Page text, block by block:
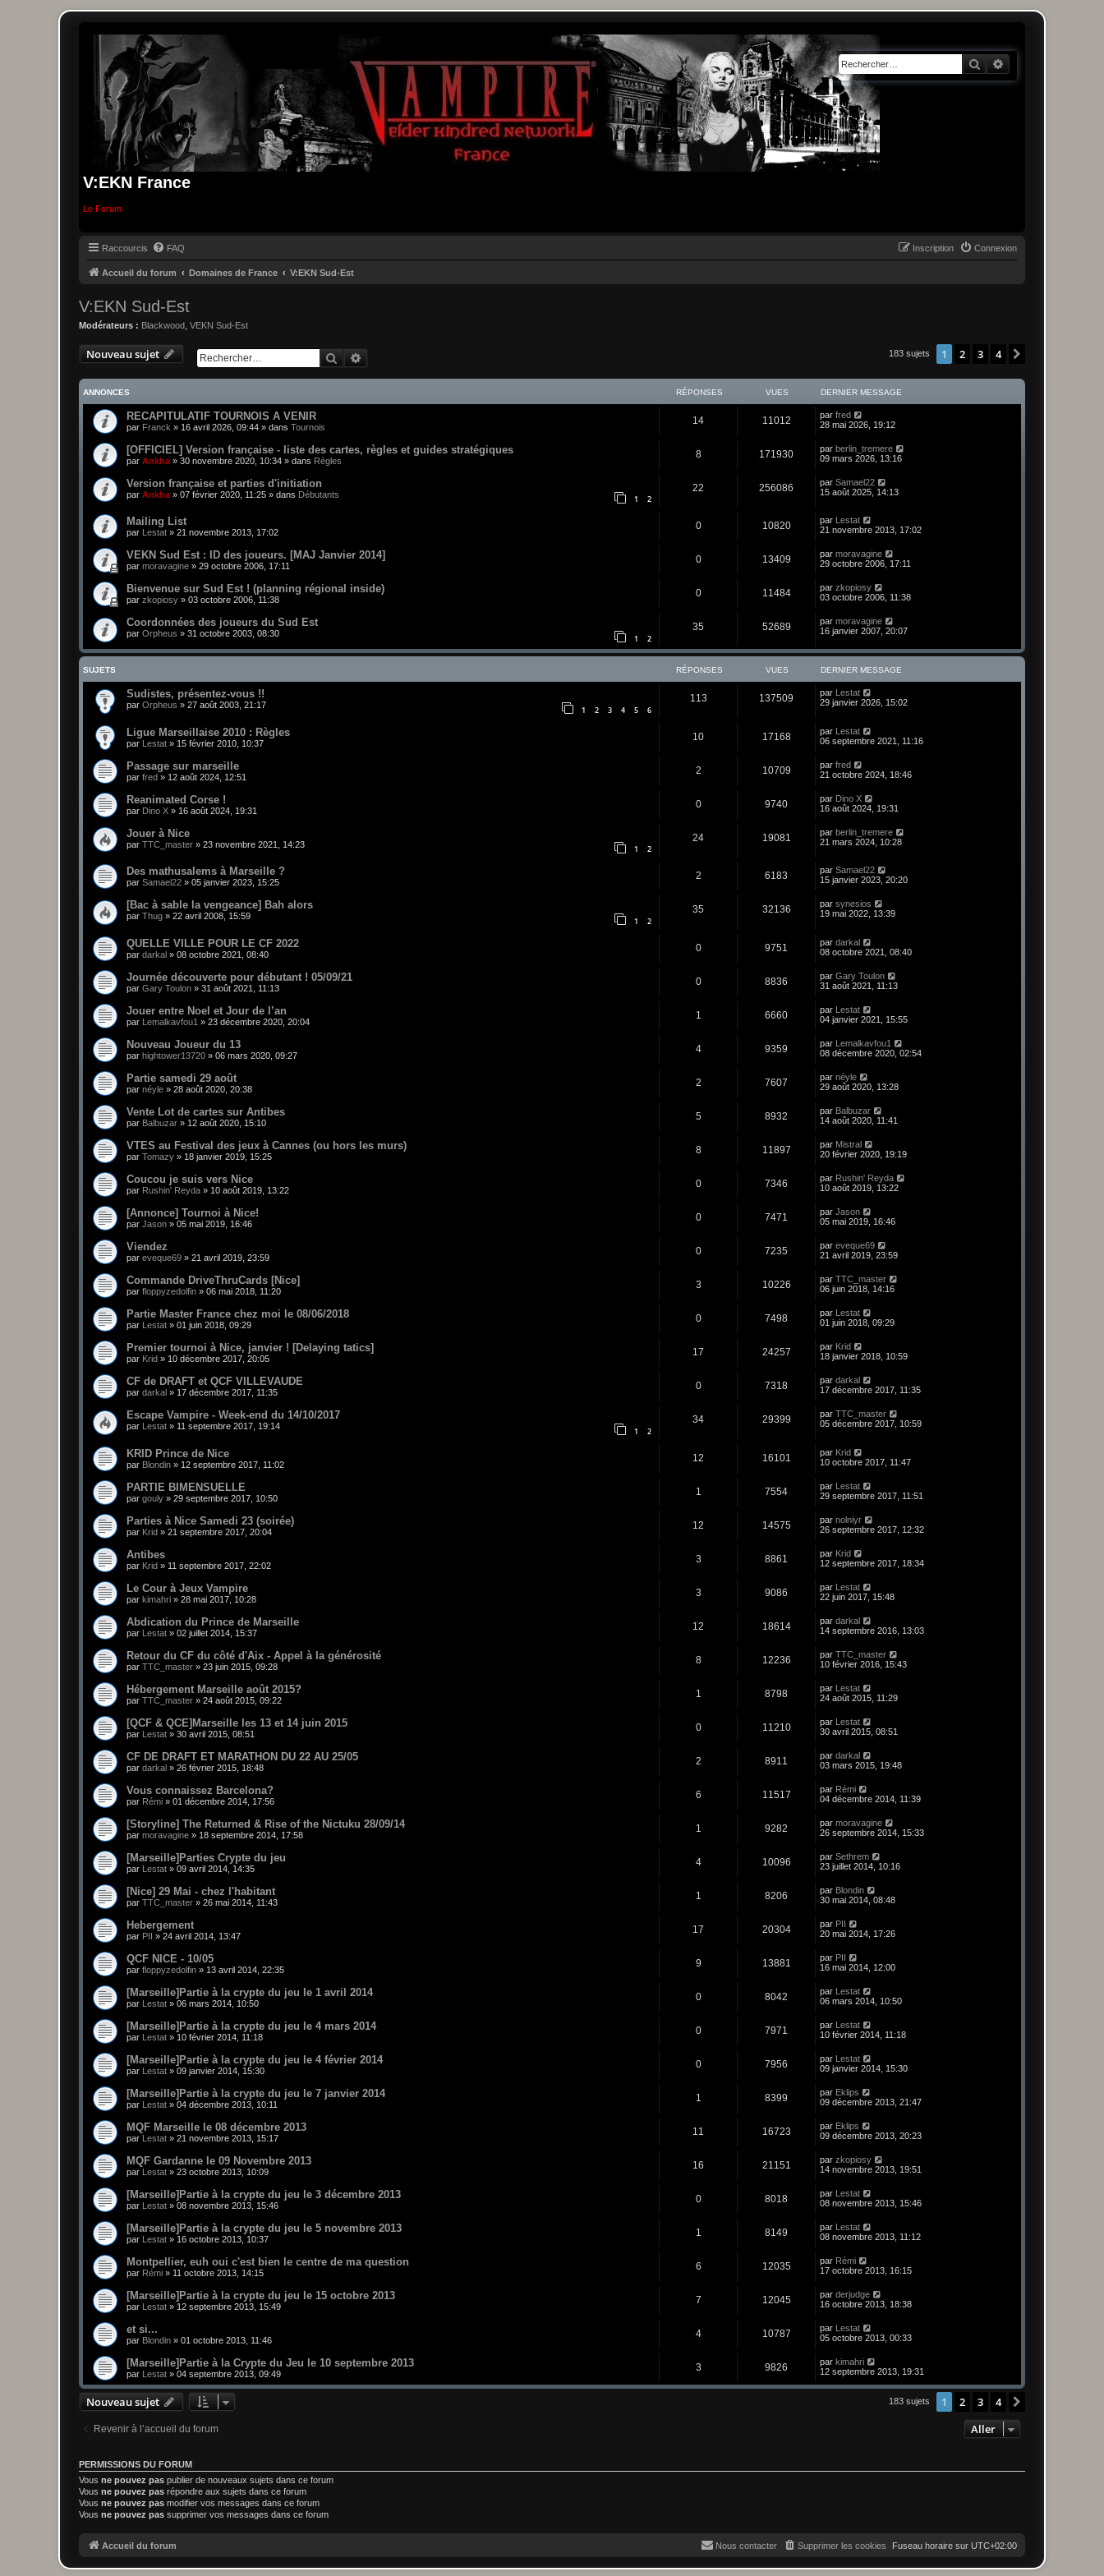
V:EKN France
Le Forum
Rechercher
Raccourcis FAQ Connexion
Inscription
Accueil du forum Domaines de France V:EKN Sud-Est
V:EKN Sud-Est
Modérateurs : Blackwood VEKN Sud-Est
Nouveau sujet Rechercher 183 sujets 1 2 3 4
ANNONCES RÉPONSES VUES DERNIER MESSAGE
RECAPITULATIF TOURNOIS A VENIR
par Franck » 16 avril 2026, 09:44 » dans Tournois
14 11012 par fred
28 mai 2026, 19:12
[OFFICIEL] Version française - liste des cartes, règles et guides stratégiques
par Ankha » 30 novembre 2020, 10:34 » dans Règles
8 171930 par berlin_tremere
09 mars 2026, 13:16
Version française et parties d'initiation
par Ankha » 07 février 2020, 11:25 » dans Débutants 1 2
22 256086 par Samael22
15 août 2025, 14:13
Mailing List
par Lestat » 21 novembre 2013, 17:02
0 10820 par
Lestat
21 novembre 2013, 17:02
VEKN Sud Est : ID des joueurs. [MAJ Janvier 2014]
par moravagine » 29 octobre 2006, 17:11
0 13409 par moravagine
29 octobre 2006, 17:11
Bienvenue sur Sud Est ! (planning régional inside)
par zkopiosy » 03 octobre 2006, 11:38
0 11484 par zkopiosy
03 octobre 2006, 11:38
Coordonnées des joueurs du Sud Est
par Orpheus » 31 octobre 2003, 08:30 1 2
35 52689 par moravagine
16 janvier 2007, 20:07
SUJETS RÉPONSES VUES DERNIER MESSAGE
Sudistes, présentez-vous !!
par Orpheus » 27 août 2003, 21:17 1 2 3 4 5 6
113 137509 par Lestat
29 janvier 2026, 15:02
Ligue Marseillaise 2010 : Règles
par Lestat » 15 février 2010, 10:37
10 17168 par Lestat
06 septembre 2021, 11:16
Passage sur marseille
par fred » 12 août 2024, 12:51
2 10709 par fred
21 octobre 2024, 18:46
Reanimated Corse !
par Dino X » 16 août 2024, 19:31
0 9740 par Dino X
16 août 2024, 19:31
Jouer à Nice
par TTC_master » 23 novembre 2021, 14:23 1 2
24 19081 par berlin_tremere
21 mars 2024, 10:28
Des mathusalems à Marseille ?
par Samael22 » 05 janvier 2023, 15:25
2 6183 par Samael22
15 janvier 2023, 20:20
[Bac à sable la vengeance] Bah alors
par Thug » 22 avril 2008, 15:59 1 2
35 32136 par synesios
19 mai 2022, 13:39
QUELLE VILLE POUR LE CF 2022
par darkal » 08 octobre 2021, 08:40
0 9751 par darkal
08 octobre 2021, 08:40
Journée découverte pour débutant ! 05/09/21
par Gary Toulon » 31 août 2021, 11:13
0 8836 par Gary Toulon
31 août 2021, 11:13
Jouer entre Noel et Jour de l’an
par Lemalkavfou1 » 23 décembre 2020, 20:04
1 6660 par Lestat
04 janvier 2021, 15:55
Nouveau Joueur du 13
par hightower13720 » 06 mars 2020, 09:27
4 9359 par Lemalkavfou1
08 décembre 2020, 02:54
Partie samedi 29 août
par néyle » 28 août 2020, 20:38
2 7607 par néyle
29 août 2020, 13:28
Vente Lot de cartes sur Antibes
par Balbuzar » 12 août 2020, 15:10
5 8932 par Balbuzar
14 août 2020, 11:41
VTES au Festival des jeux à Cannes (ou hors les murs)
par Tomazy » 18 janvier 2019, 15:25
8 11897 par Mistral
20 février 2020, 19:19
Coucou je suis vers Nice
par Rushin' Reyda » 10 août 2019, 13:22
0 7346 par Rushin' Reyda
10 août 2019, 13:22
[Annonce] Tournoi à Nice!
par Jason » 05 mai 2019, 16:46
0 7471 par Jason
05 mai 2019, 16:46
Viendez
par eveque69 » 21 avril 2019, 23:59
0 7235 par eveque69
21 avril 2019, 23:59
Commande DriveThruCards [Nice]
par floppyzedolfin » 06 mai 2018, 11:20
3 10226 par TTC_master
06 juin 2018, 14:16
Partie Master France chez moi le 08/06/2018
par Lestat » 01 juin 2018, 09:29
0 7498 par Lestat
01 juin 2018, 09:29
Premier tournoi à Nice, janvier ! [Delaying tatics]
par Krid » 10 décembre 2017, 20:05
17 24257 par Krid
18 janvier 2018, 10:59
CF de DRAFT et QCF VILLEVAUDE
par darkal » 17 décembre 2017, 11:35
0 7318 par darkal
17 décembre 2017, 11:35
Escape Vampire - Week-end du 14/10/2017
par Lestat » 11 septembre 2017, 19:14 1 2
34 29399 par TTC_master
05 décembre 2017, 10:59
KRID Prince de Nice
par Blondin » 12 septembre 2017, 11:02
12 16101 par Krid
10 octobre 2017, 11:47
PARTIE BIMENSUELLE
par gouly » 29 septembre 2017, 10:50
1 7554 par Lestat
29 septembre 2017, 11:51
Parties à Nice Samedi 23 (soirée)
par Krid » 21 septembre 2017, 20:04
12 14575 par nolniyr
26 septembre 2017, 12:32
Antibes
par Krid » 11 septembre 2017, 22:02
3 8861 par Krid
12 septembre 2017, 18:34
Le Cour à Jeux Vampire
par kimahri » 28 mai 2017, 10:28
3 9086 par Lestat
22 juin 2017, 15:48
Abdication du Prince de Marseille
par Lestat » 02 juillet 2014, 15:37
12 18614 par darkal
14 septembre 2016, 13:03
Retour du CF du côté d'Aix - Appel à la générosité
par TTC_master » 23 juin 2015, 09:28
8 12236 par TTC_master
10 février 2016, 15:43
Hébergement Marseille août 2015?
par TTC_master » 24 août 2015, 09:22
1 8798 par Lestat
24 août 2015, 11:29
[QCF & QCE]Marseille les 13 et 14 juin 2015
par Lestat » 30 avril 2015, 08:51
0 11210 par Lestat
30 avril 2015, 08:51
CF DE DRAFT ET MARATHON DU 22 AU 25/05
par darkal » 26 février 2015, 18:48
2 8911 par darkal
03 mars 2015, 19:48
Vous connaissez Barcelona?
par Rémi » 01 décembre 2014, 17:56
6 11517 par Rémi
04 décembre 2014, 11:39
[Storyline] The Returned & Rise of the Nictuku 28/09/14
par moravagine » 18 septembre 2014, 17:58
1 9282 par moravagine
26 septembre 2014, 15:33
[Marseille]Parties Crypte du jeu
par Lestat » 09 avril 2014, 14:35
4 10096 par Sethrem
23 juillet 2014, 10:16
[Nice] 29 Mai - chez l'habitant
par TTC_master » 26 mai 2014, 11:43
1 8206 par Blondin
30 mai 2014, 08:48
Hebergement
par PII » 24 avril 2014, 13:47
17 20304 par PII
20 mai 2014, 17:26
QCF NICE - 10/05
par floppyzedolfin » 13 avril 2014, 22:35
9 13881 par PII
16 mai 2014, 12:00
[Marseille]Partie à la crypte du jeu le 1 avril 2014
par Lestat » 06 mars 2014, 10:50
0 8042 par Lestat
06 mars 2014, 10:50
[Marseille]Partie à la crypte du jeu le 4 mars 2014
par Lestat » 10 février 2014, 11:18
0 7971 par Lestat
10 février 2014, 11:18
[Marseille]Partie à la crypte du jeu le 4 février 2014
par Lestat » 09 janvier 2014, 15:30
0 7956 par Lestat
09 janvier 2014, 15:30
[Marseille]Partie à la crypte du jeu le 7 janvier 2014
par Lestat » 04 décembre 2013, 10:11
1 8399 par Eklips
09 décembre 2013, 21:47
MQF Marseille le 08 décembre 2013
par Lestat » 21 novembre 2013, 15:17
11 16723 par Eklips
09 décembre 2013, 20:23
MQF Gardanne le 09 Novembre 2013
par Lestat » 23 octobre 2013, 10:09
16 21151 par zkopiosy
14 novembre 2013, 19:51
[Marseille]Partie à la crypte du jeu le 3 décembre 2013
par Lestat » 08 novembre 2013, 15:46
0 8018 par Lestat
08 novembre 2013, 15:46
[Marseille]Partie à la crypte du jeu le 5 novembre 2013
par Lestat » 16 octobre 2013, 10:37
1 8149 par Lestat
08 novembre 2013, 11:12
Montpellier, euh oui c'est bien le centre de ma question
par Rémi » 11 octobre 2013, 14:15
6 12035 par Rémi
17 octobre 2013, 16:15
[Marseille]Partie à la crypte du jeu le 15 octobre 2013
par Lestat » 12 septembre 2013, 15:49
7 12045 par derjudge
16 octobre 2013, 18:38
et si...
par Blondin » 01 octobre 2013, 11:46
4 10787 par Lestat
05 octobre 2013, 00:33
[Marseille]Partie à la Crypte du Jeu le 10 septembre 2013
par Lestat » 04 septembre 2013, 09:49
3 9826 par kimahri
12 septembre 2013, 19:31
Nouveau sujet 183 sujets 1 2 3 4
Revenir à l’accueil du forum Aller
PERMISSIONS DU FORUM
Vous ne pouvez pas publier de nouveaux sujets dans ce forum
Vous ne pouvez pas répondre aux sujets dans ce forum
Vous ne pouvez pas modifier vos messages dans ce forum
Vous ne pouvez pas supprimer vos messages dans ce forum
Accueil du forum Fuseau horaire sur UTC+02:00
Supprimer les cookies
Nous contacter